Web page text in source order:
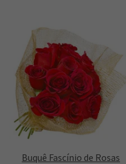
Buquê Fascínio de Rosas